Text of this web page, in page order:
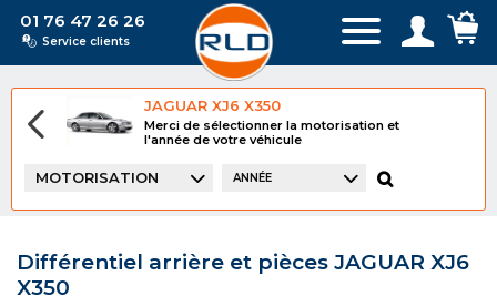
01 76 47 26 26
Service clients
JAGUAR XJ6 X350
Merci de sélectionner la motorisation et
l'année de votre véhicule
MOTORISATION ANNÉE
Différentiel arrière et pièces JAGUAR XJ6
X350